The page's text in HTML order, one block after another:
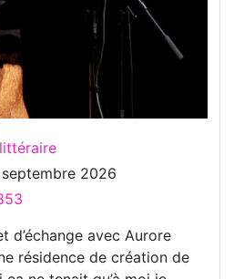
2026
d’échange avec Aurore
résidence de création de